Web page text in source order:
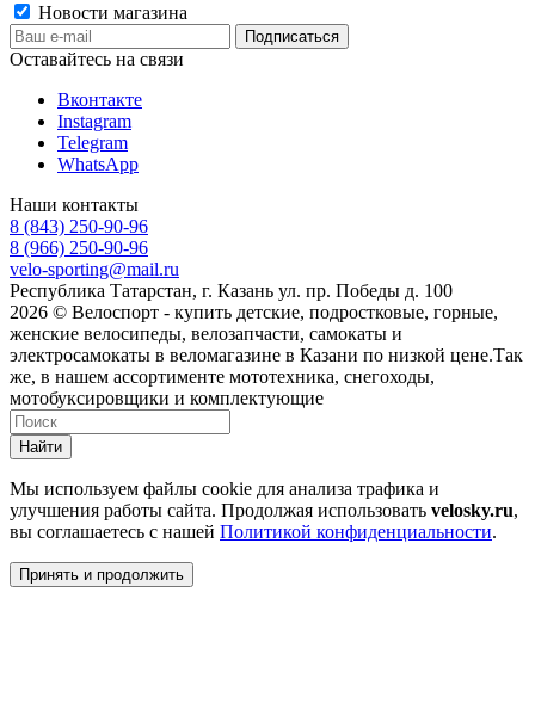
Новости магазина
Оставайтесь на связи
Вконтакте
Instagram
Telegram
WhatsApp
Наши контакты
8 (843) 250-90-96
8 (966) 250-90-96
velo-sporting@mail.ru
Республика Татарстан, г. Казань ул. пр. Победы д. 100
2026 © Велоспорт - купить детские, подростковые, горные,
женские велосипеды, велозапчасти, самокаты и
электросамокаты в веломагазине в Казани по низкой цене.Так
же, в нашем ассортименте мототехника, снегоходы,
мотобуксировщики и комплектующие
Найти
Мы используем файлы cookie для анализа трафика и
улучшения работы сайта. Продолжая использовать velosky.ru,
вы соглашаетесь с нашей Политикой конфиденциальности.
Принять и продолжить